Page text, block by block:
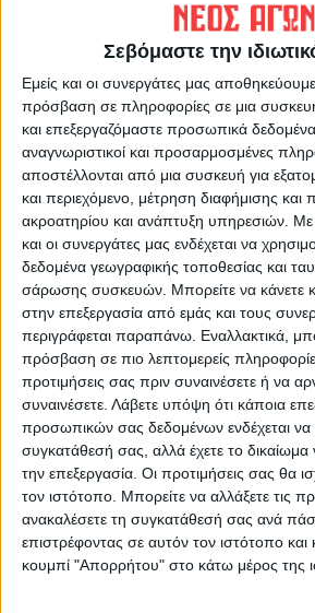
Σεβόμαστε την
Εμείς και οι συνεργάτες μας
πρόσβαση σε πληροφορίες σε μια
και επεξεργαζόμαστε προσωπικά
αναγνωριστικοί και προσαρμοσμένες
αποστέλλονται από μια συσκευή για
και περιεχόμενο, μέτρηση διαφήμισης και
ακροατηρίου και ανάπτυξη υπηρεσιών. Με
και οι συνεργάτες μας ενδέχεται να
δεδομένα γεωγραφικής τοποθεσίας και
σάρωσης συσκευών. Μπορείτε να κάνετε
στην επεξεργασία από εμάς και τους
περιγράφεται παραπάνω. Εναλλακτικά,
πρόσβαση σε πιο λεπτομερείς
προτιμήσεις σας πριν συναινέσετε ή να
συναινέσετε. Λάβετε υπόψη ότι κάποια
προσωπικών σας δεδομένων ενδέχεται να
συγκατάθεσή σας, αλλά έχετε το δικαίωμα
την επεξεργασία. Οι προτιμήσεις σας θα
τον ιστότοπο. Μπορείτε να αλλάξετε τις
ανακαλέσετε τη συγκατάθεσή σας ανά
επιστρέφοντας σε αυτόν τον ιστότοπο και
κουμπί "Απορρήτου" στο κάτω μέρος της
Στο δεύτερο σετ, ο
ρυθμό, πίεσε περισσότερο,
που κατάφερε, ήταν να πάρει
τον Τσιτσιπά, ο οποίος έκανε
μπρέικ στο σερβίς του
τελευταίο σετ, ο Τσιτσιπάς
και 0-40, όμως ο Καρουσο
να επιστρέψει και να
Μάλιστα, προηγήθηκε και 0-
του πρωταθλητή μας, ο
απάντησε, έκλεισε το γκειμ
φτάνοντας στη νίκη με 3-0
Στο δεύτερο γύρο, ο
το νικητή του ζευγαριού
Ζιρόν, ενώ στη συνέχεια
πετύχει τον Μίλος Ράονιτς
τον Μπαουτίστα Αγκούτ
βέβαια για το νικητή του